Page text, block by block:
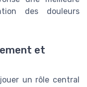
des douleurs
et
un rôle central